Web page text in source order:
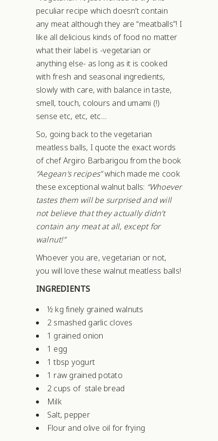
peculiar recipe which doesn’t contain
any meat although they are “meatballs”! I
like all delicious kinds of food no matter
what their label is -vegetarian or
anything else- as long as it is cooked
with fresh and seasonal ingredients,
slowly with care, with balance in taste,
smell, touch, colours and umami (!)
sense etc, etc, etc…
So, going back to the vegetarian
meatless balls, I quote the exact words
of chef Argiro Barbarigou from the book
“Aegean’s recipes”which made me cook
these exceptional walnut balls: “Whoever
tastes them will be surprised and will
not believe that they actually didn’t
contain any meat at all, except for
walnut!”
Whoever you are, vegetarian or not,
you will love these walnut meatless balls!
INGREDIENTS
½ kg finely grained walnuts
2 smashed garlic cloves
1 grained onion
1 egg
1 tbsp yogurt
1 raw grained potato
2 cups of stale bread
Milk
Salt, pepper
Flour and olive oil for frying